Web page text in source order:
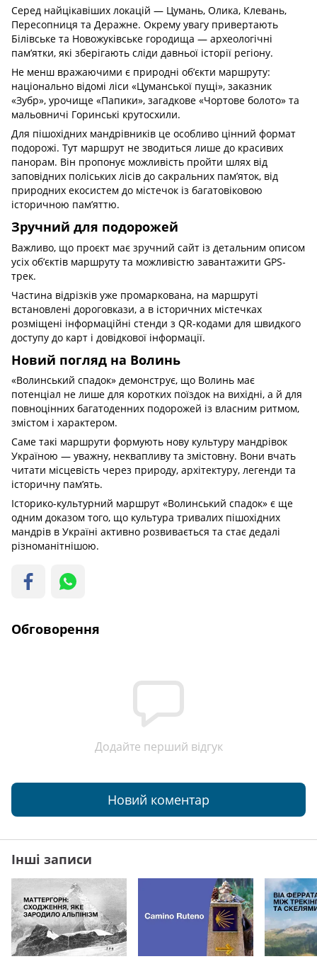
Серед найцікавіших локацій — Цумань, Олика, Клевань,
Пересопниця та Деражне. Окрему увагу привертають
Білівське та Новожуківське городища — археологічні
пам’ятки, які зберігають сліди давньої історії регіону.
Не менш вражаючими є природні об’єкти маршруту:
національно відомі ліси «Цуманської пущі», заказник
«Зубр», урочище «Папики», загадкове «Чортове болото» та
мальовничі Горинські крутосхили.
Для пішохідних мандрівників це особливо цінний формат
подорожі. Тут маршрут не зводиться лише до красивих
панорам. Він пропонує можливість пройти шлях від
заповідних поліських лісів до сакральних пам’яток, від
природних екосистем до містечок із багатовіковою
історичною пам’яттю.
Зручний для подорожей
Важливо, що проєкт має зручний сайт із детальним описом
усіх об’єктів маршруту та можливістю завантажити GPS-
трек.
Частина відрізків уже промаркована, на маршруті
встановлені дороговкази, а в історичних містечках
розміщені інформаційні стенди з QR-кодами для швидкого
доступу до карт і довідкової інформації.
Новий погляд на Волинь
«Волинський спадок» демонструє, що Волинь має
потенціал не лише для коротких поїздок на вихідні, а й для
повноцінних багатоденних подорожей із власним ритмом,
змістом і характером.
Саме такі маршрути формують нову культуру мандрівок
Україною — уважну, неквапливу та змістовну. Вони вчать
читати місцевість через природу, архітектуру, легенди та
історичну пам’ять.
Історико-культурний маршрут «Волинський спадок» є ще
одним доказом того, що культура тривалих пішохідних
мандрів в Україні активно розвивається та стає дедалі
різноманітнішою.
Обговорення
Додайте перший відгук
Новий коментар
Інші записи